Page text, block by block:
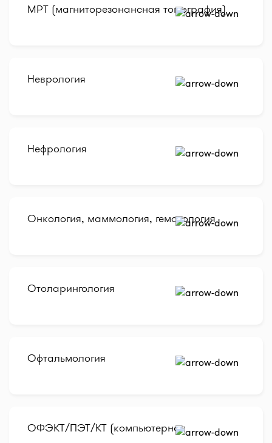
МРТ (магниторезонансная томография)
Неврология
Нефрология
Онкология, маммология, гематология
Отоларингология
Офтальмология
ОФЭКТ/ПЭТ/КТ (компьютерная